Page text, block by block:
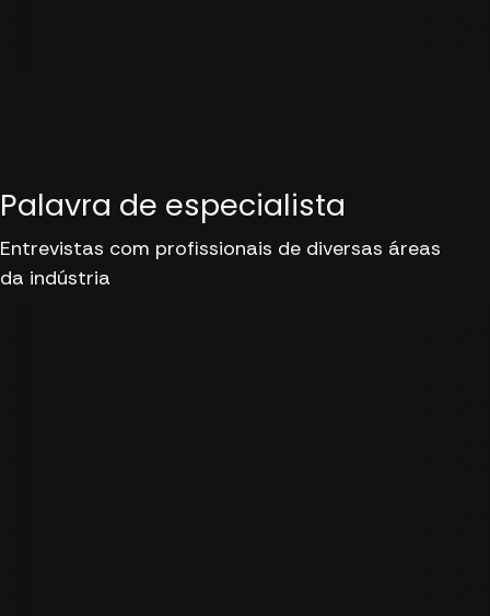
Palavra de especialista
Entrevistas com profissionais de diversas áreas
da indústria